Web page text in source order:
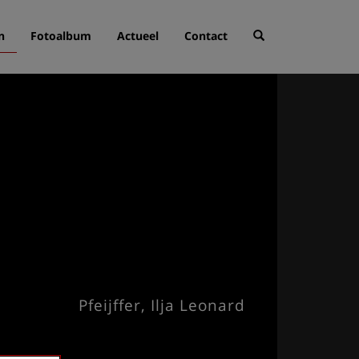
Fotoalbum Actueel Contact
Pfeijffer, Ilja Leonard